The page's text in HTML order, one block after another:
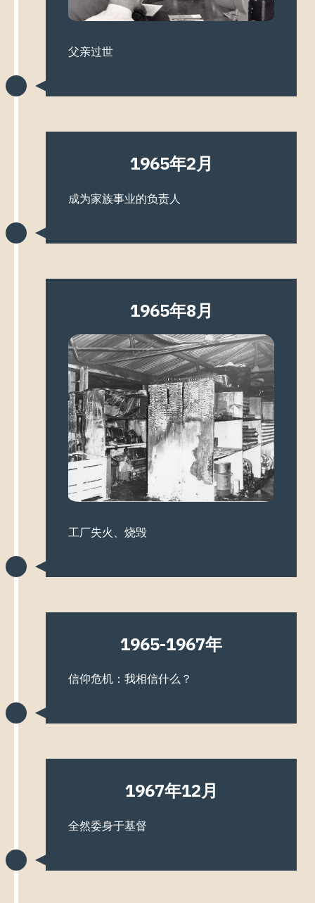
父亲过世
1965年2月
成为家族事业的负责人
1965年8月
工厂失火、烧毁
1965-1967年
信仰危机：我相信什么？
1967年12月
全然委身于基督